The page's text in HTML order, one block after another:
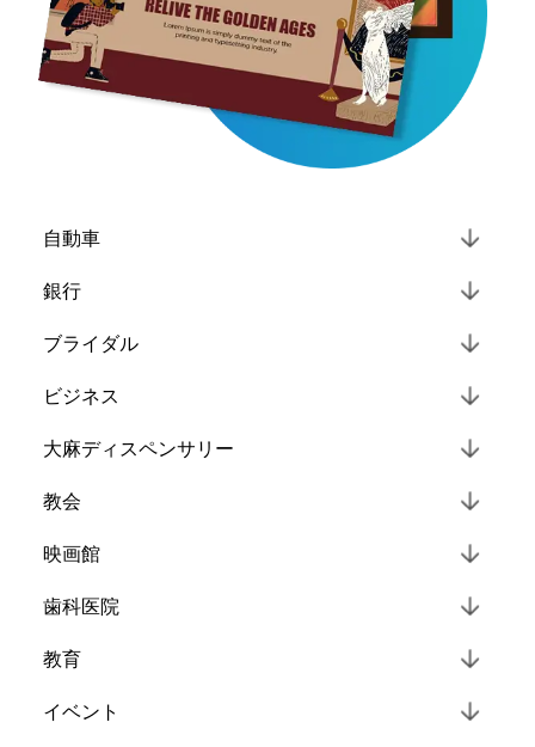
自動車
銀行
ブライダル
ビジネス
大麻ディスペンサリー
教会
映画館
歯科医院
教育
イベント